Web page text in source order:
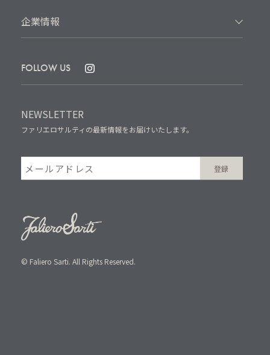
企業情報
FOLLOW US
NEWSLETTER
ファリエロサルティの最新情報をお届けいたします。
© Faliero Sarti. All Rights Reserved.